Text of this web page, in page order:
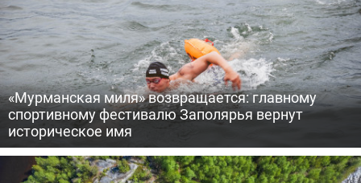
«Мурманская миля» возвращается: главному
спортивному фестивалю Заполярья вернут
историческое имя